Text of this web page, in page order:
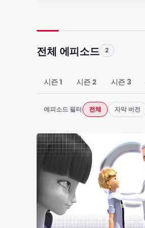
전체 에피소드 2
시즌 1 시즌 2 시즌 3
에피소드 필터 전체 자막 버전